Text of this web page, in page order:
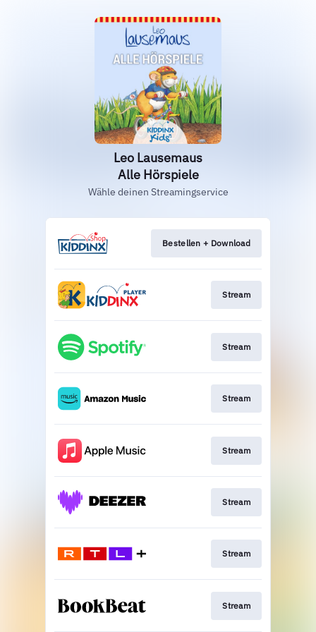
Leo Lausemaus
Alle Hörspiele
Wähle deinen Streamingservice
Bestellen + Download
Stream
Stream
Stream
Stream
Stream
Stream
Stream